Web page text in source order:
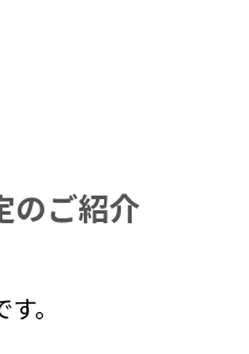
のご紹介
。